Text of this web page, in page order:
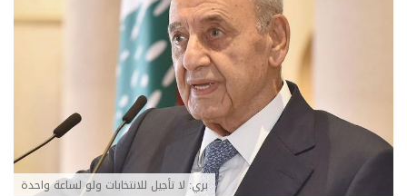
بري: لا تأجيل للانتخابات ولو لساعة واحدة